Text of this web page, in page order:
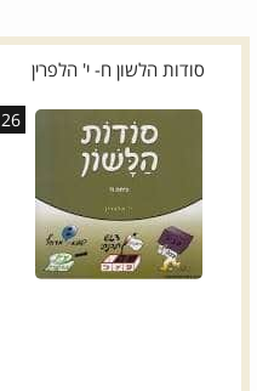
סודות הלשון ח- י' הלפרין
26